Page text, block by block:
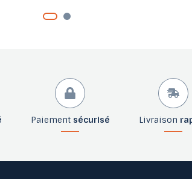
Paiement sécurisé Livraison